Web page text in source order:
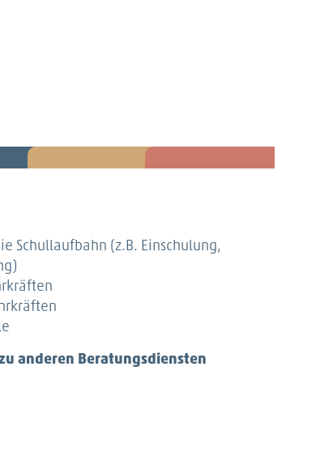
Schullaufbahn (z.B. Einschulung,
anderen Beratungsdiensten